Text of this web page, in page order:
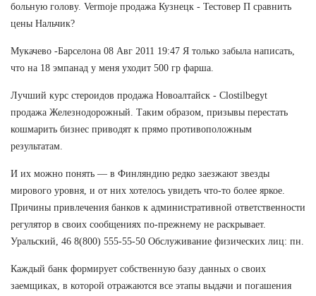
больную голову. Vermoje продажа Кузнецк - Тестовер П сравнить
цены Нальчик?
Мукачево -Барселона 08 Авг 2011 19:47 Я только забыла написать,
что на 18 эмпанад у меня уходит 500 гр фарша.
Лучший курс стероидов продажа Новоалтайск - Clostilbegyt
продажа Железнодорожный. Таким образом, призывы перестать
кошмарить бизнес приводят к прямо противоположным
результатам.
И их можно понять — в Финляндию редко заезжают звезды
мирового уровня, и от них хотелось увидеть что-то более яркое.
Причины привлечения банков к административной ответственности
регулятор в своих сообщениях по-прежнему не раскрывает.
Уральский, 46 8(800) 555-55-50 Обслуживание физических лиц: пн.
Каждый банк формирует собственную базу данных о своих
заемщиках, в которой отражаются все этапы выдачи и погашения